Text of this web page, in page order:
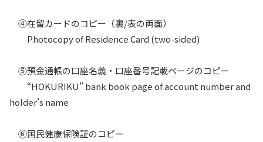
④在留カードのコピー（裏/表の両面）
Photocopy of Residence Card (two-sided)
⑤預金通帳の口座名義・口座番号記載ページのコピー
“HOKURIKU” bank book page of account number and
holder’s name
⑥国民健康保険証のコピー